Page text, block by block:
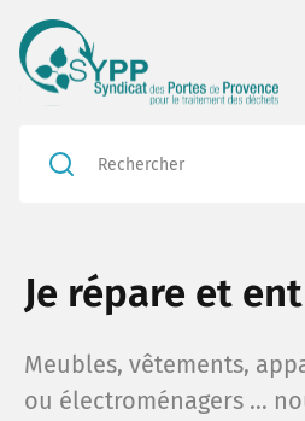
Je répare et
Meubles, vêtements,
ou électroménagers …